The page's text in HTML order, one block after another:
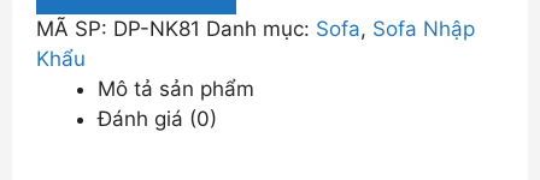
Bọc
Da
MÃ SP: DP-NK81 Danh mục: Sofa, Sofa Nhập
Khẩu
Mô tả sản phẩm
Đánh giá (0)